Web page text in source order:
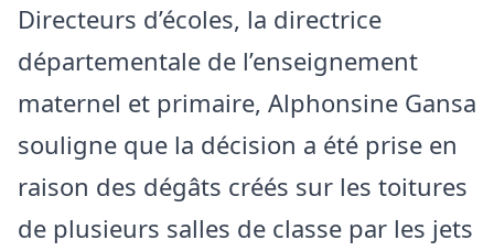
Directeurs d’écoles, la directrice
départementale de l’enseignement
maternel et primaire, Alphonsine Gansa
souligne que la décision a été prise en
raison des dégâts créés sur les toitures
de plusieurs salles de classe par les jets